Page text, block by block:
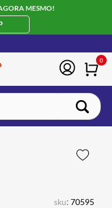
MESMO!
0
sku: 70595